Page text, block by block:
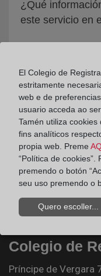
¿Qué
este servicio en
Colegio de
Príncipe de Vergara
El Colegio de
estritamente
web e de
usuario acceda ao
Tamén utiliza
fins analíticos
propia web. Preme
“Política de
premendo o botón
seu uso premendo o
Quero escoller...